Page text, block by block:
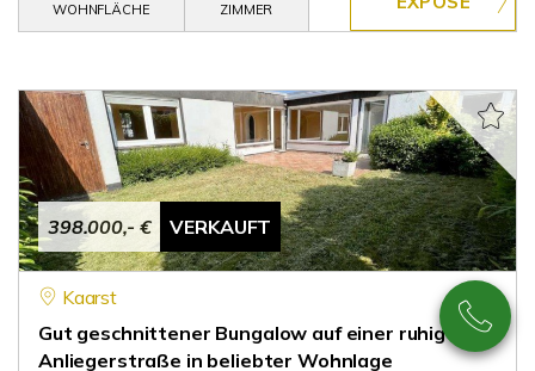
WOHNFLÄCHE
ZIMMER
398.000,- € VERKAUFT
Kaarst
Gut geschnittener Bungalow auf einer ruhigen
Anliegerstraße in beliebter Wohnlage